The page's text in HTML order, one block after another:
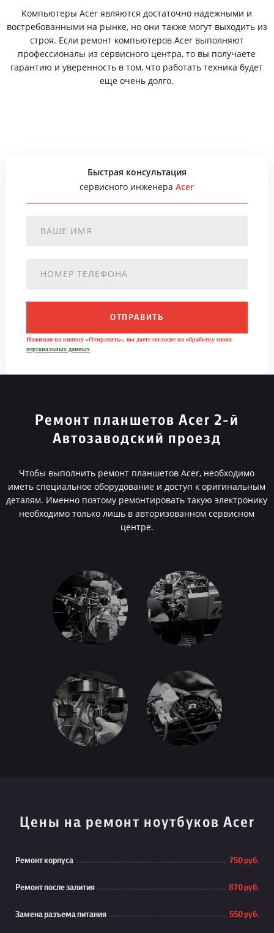
Компьютеры Acer являются достаточно надежными и
востребованными на рынке, но они также могут выходить из
строя. Если ремонт компьютеров Acer выполняют
профессионалы из сервисного центра, то вы получаете
гарантию и уверенность в том, что работать техника будет
еще очень долго.
Быстрая консультация
сервисного инженераAcer
ОТПРАВИТЬ
Нажимая на кнопку «Отправить», вы даете согласие на обработку своих
персональных данных
Ремонт планшетов Acer 2-й
Автозаводский проезд
Чтобы выполнить ремонт планшетов Acer, необходимо
иметь специальное оборудование и доступ к оригинальным
деталям. Именно поэтому ремонтировать такую электронику
необходимо только лишь в авторизованном сервисном
центре.
Цены на ремонт ноутбуков Acer
Ремонт корпуса 750 руб.
Ремонт после залития 870 руб.
Замена разъема питания 550 руб.